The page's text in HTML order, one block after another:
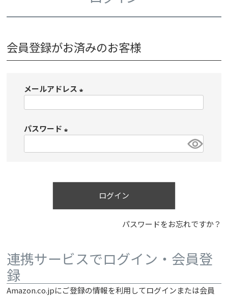
会員登録がお済みのお客様
メールアドレス
パスワード
)
ログイン
パスワードをお忘れですか？
連携サービスでログイン・会員登
録
Amazon.co.jpにご登録の情報を利用してログインまたは会員